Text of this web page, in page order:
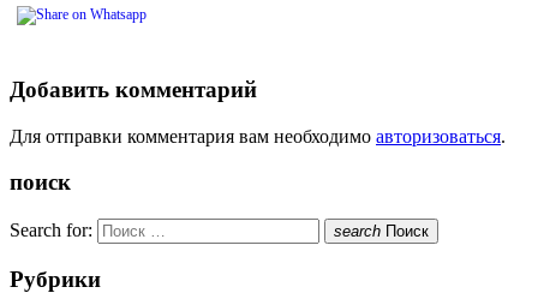
Добавить комментарий
Для отправки комментария вам необходимо авторизоваться.
поиск
Search for: search Поиск
Рубрики